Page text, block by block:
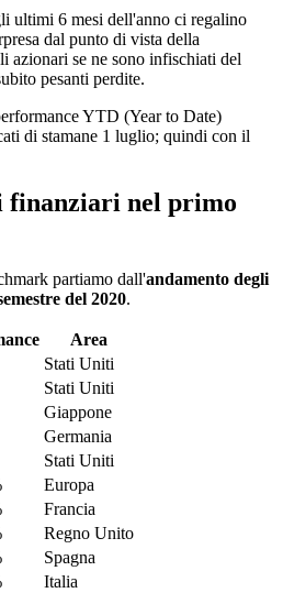
ultimi 6 mesi dell'anno ci regalino
dal punto di vista della
azionari se ne sono infischiati del
pesanti perdite.
YTD (Year to Date)
di stamane 1 luglio; quindi con il
finanziari nel primo
partiamo dall'andamento degli
del 2020.
Area
Stati Uniti
Stati Uniti
Giappone
Germania
Stati Uniti
Europa
Francia
Regno Unito
Spagna
Italia